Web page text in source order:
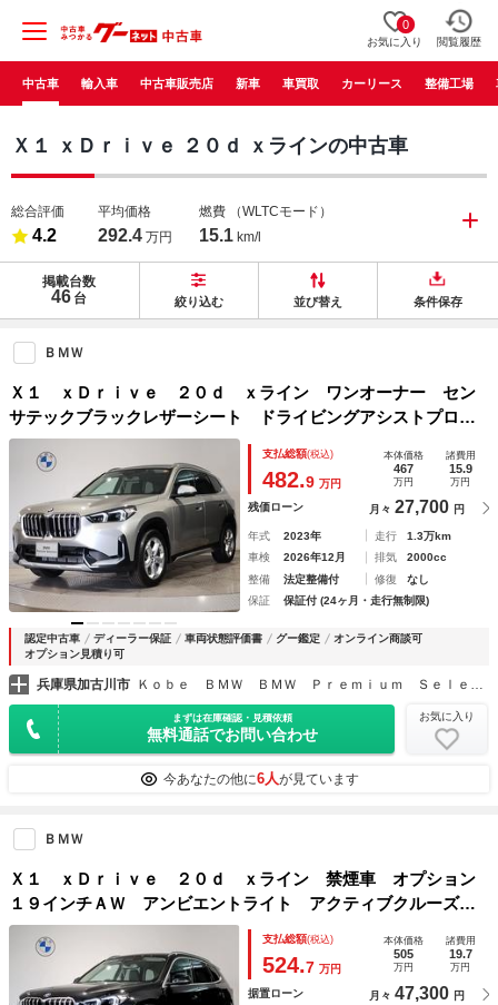
0
お気に入り 閲覧履歴
中古車 輸入車 中古車販売店 新車 車買取 カーリース 整備工場
Ｘ１ ｘＤｒｉｖｅ ２０ｄ ｘラインの中古車
総合評価
4.2
平均価格
292.4 万円
燃費 （WLTCモード）
15.1 km/l
掲載台数
46 台 絞り込む 並び替え 条件保存
ＢＭＷ
Ｘ１ ｘＤｒｉｖｅ ２０ｄ ｘライン ワンオーナー セン
サテックブラックレザーシート ドライビングアシストプロ
ヘッドアップディスプレイ シートヒーター 全方位カメラ
電動リアゲート ワイヤレスチャージ パーキングアシストプ
支払総額(税込)
482.9 万円
本体価格
467
万円
諸費用
15.9
万円
残価ローン 月々 27,700 円
年式 2023年 走行
1.3万km
車検
2026年12月 排気
2000cc
整備
法定整備付 修復
なし
保証
保証付 (24ヶ月・走行無制限)
認定中古車 ディーラー保証 車両状態評価書 グー鑑定
オンライン商談可
オプション見積り可
兵庫県加古川市 Ｋｏｂｅ ＢＭＷ ＢＭＷ Ｐｒｅｍｉｕｍ Ｓｅｌｅｃｔｉｏｎ 加古川
まずは在庫確認・見積依頼
無料通話でお問い合わせ
お気に入り
今あなたの他に6人が見ています
ＢＭＷ
Ｘ１ ｘＤｒｉｖｅ ２０ｄ ｘライン 禁煙車 オプション
１９インチＡＷ アンビエントライト アクティブクルーズコ
ントロール 衝突軽減ブレーキ 全周囲カメラ ヘッドアップ
ディスプレイ バックカメラ 弊社元デモレンタカー
支払総額(税込)
524.7 万円
本体価格
505
万円
諸費用
19.7
万円
据置ローン 月々 47,300 円